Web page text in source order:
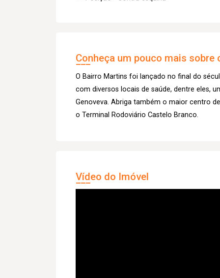
Conheça um pouco mais sobre
O Bairro Martins foi lançado no final do
com diversos locais de saúde, dentre eles,
Genoveva. Abriga também o maior centro
o Terminal Rodoviário Castelo Branco.
Vídeo do Imóvel